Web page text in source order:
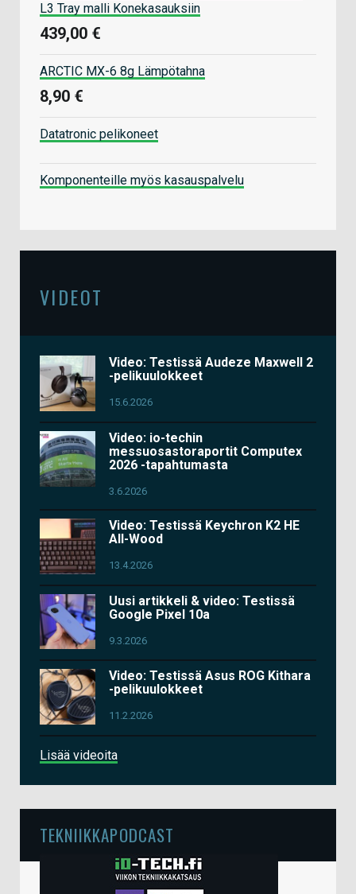
L3 Tray malli Konekasauksiin
439,00 €
ARCTIC MX-6 8g Lämpötahna
8,90 €
Datatronic pelikoneet
Komponenteille myös kasauspalvelu
VIDEOT
Video: Testissä Audeze Maxwell 2
-pelikuulokkeet
15.6.2026
Video: io-techin
messuosastoraportit Computex
2026 -tapahtumasta
3.6.2026
Video: Testissä Keychron K2 HE
All-Wood
13.4.2026
Uusi artikkeli & video: Testissä
Google Pixel 10a
9.3.2026
Video: Testissä Asus ROG Kithara
-pelikuulokkeet
11.2.2026
Lisää videoita
TEKNIIKKAPODCAST